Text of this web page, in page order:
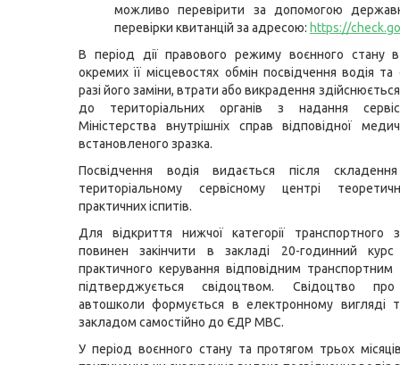
можливо перевірити за допомогою
перевірки квитанцій за адресою: https://
В період дії правового режиму воєнного стану в
окремих її місцевостях обмін посвідчення водія
разі його заміни, втрати або викрадення
до територіальних органів з надання
Міністерства внутрішніх справ відповідної
встановленого зразка.
Посвідчення водія видається після
територіальному сервісному центрі
практичних іспитів.
Для відкриття нижчої категорії транспортного
повинен закінчити в закладі 20-годинний
практичного керування відповідним
підтверджується свідоцтвом. Свідоцтво про
автошколи формується в електронному вигляді
закладом самостійно до ЄДР МВС.
У період воєнного стану та протягом трьох